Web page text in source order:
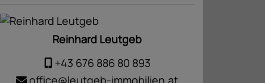
Reinhard Leutgeb
+43 676 886 80 893
office@leutgeb-immobilien.at